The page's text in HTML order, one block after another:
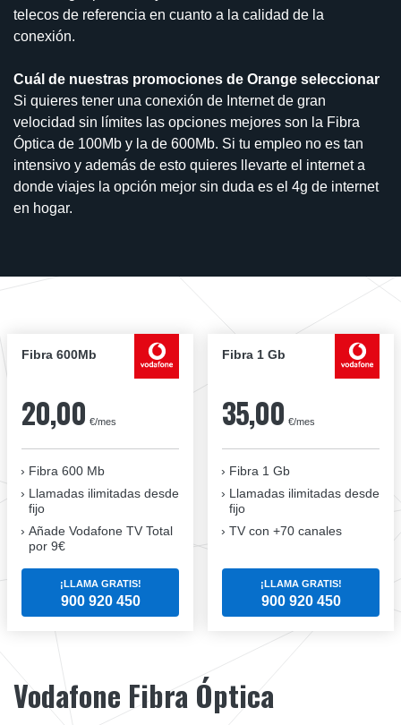
telecos de referencia en cuanto a la calidad de la
conexión.
Cuál de nuestras promociones de Orange seleccionar
Si quieres tener una conexión de Internet de gran
velocidad sin límites las opciones mejores son la Fibra
Óptica de 100Mb y la de 600Mb. Si tu empleo no es tan
intensivo y además de esto quieres llevarte el internet a
donde viajes la opción mejor sin duda es el 4g de internet
en hogar.
Fibra 600Mb
20,00 €/mes
Fibra 600 Mb
Llamadas ilimitadas desde
fijo
Añade Vodafone TV Total
por 9€
¡LLAMA GRATIS!
900 920 450
Fibra 1 Gb
35,00 €/mes
Fibra 1 Gb
Llamadas ilimitadas desde
fijo
TV con +70 canales
¡LLAMA GRATIS!
900 920 450
Vodafone Fibra Óptica